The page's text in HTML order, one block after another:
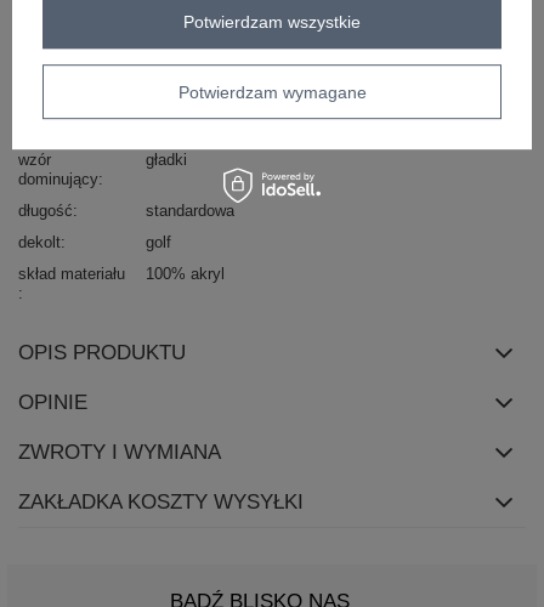
długi rękaw
zapięcie
brak
pranie w pralce w 30°C
wzór
dominujący
gładki
długość
standardowa
dekolt
golf
skład materiału
100% akryl
OPIS PRODUKTU
OPINIE
ZWROTY I WYMIANA
ZAKŁADKA KOSZTY WYSYŁKI
BĄDŹ BLISKO NAS
Potwierdzam wymagane
Potwierdzam wszystkie